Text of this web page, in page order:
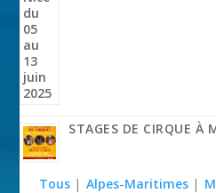
STAGES DE CIRQUE À
Tous | Alpes-Maritimes |